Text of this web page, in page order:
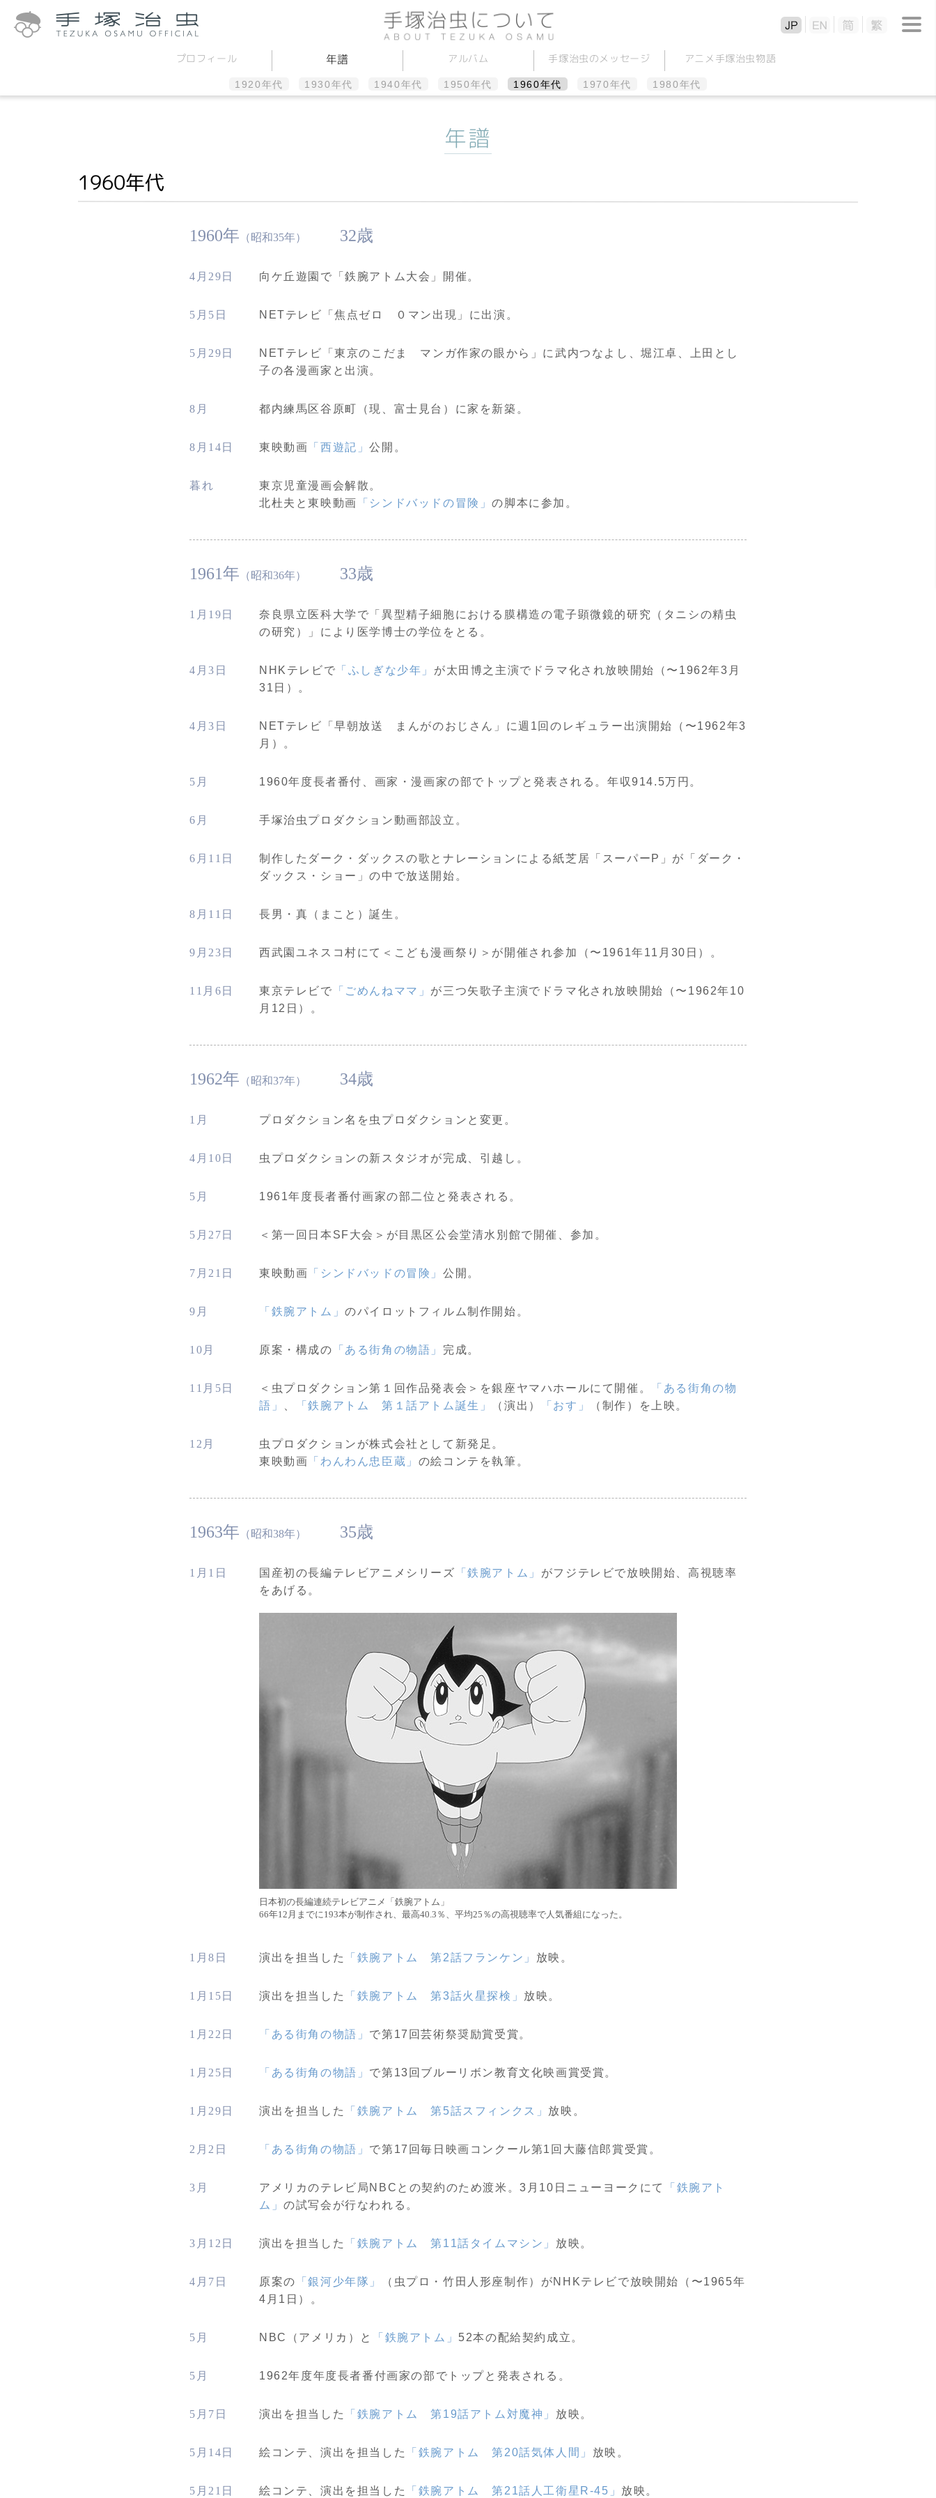
プロ フィール 年譜 アルバム 手塚治虫のメッセージ アニメ 手塚治虫物語
1920年代 1930年代 1940年代 1950年代 1960年代 1970年代 1980年代
年譜
1960年代
1960年 （昭和35年） 32歳
4月29日 向ケ丘遊園で「鉄腕アトム大会」開催。
5月5日 NETテレビ「焦点ゼロ ０マン出現」に出演。
5月29日
NETテレビ「東京のこだま マンガ作家の眼から」に武内つなよし、堀江卓、上田とし
子の各漫画家と出演。
8月 都内練馬区谷原町（現、富士見台）に家を新築。
8月14日 東映動画 「西遊記」公開。
暮れ
東京児童漫画会解散。
北杜夫と東映動画
「シンドバッドの冒険」の脚本に参加。
1961年 （昭和36年） 33歳
1月19日
奈良県立医科大学で「異型精子細胞における膜構造の電子顕微鏡的研究（タニシの精虫
の研究）」により医学博士の学位をとる。
4月3日 NHKテレビで 「ふしぎな少年」 が太田博之主演でドラマ化され放映開始（〜1962年3月
31日）。
4月3日
NETテレビ「早朝放送 まんがのおじさん」に週1回のレギュラー出演開始（〜1962年3
月）。
5月 1960年度長者番付、画家・漫画家の部でトップと発表される。年収914.5万円。
6月 手塚治虫プロダクション動画部設立。
6月11日
制作したダーク・ダックスの歌とナレーションによる紙芝居「スーパーP」が「ダーク・
ダックス・ショー」の中で放送開始。
8月11日 長男・真（まこと）誕生。
9月23日 西武園ユネスコ村にて＜こども漫画祭り＞が開催され参加（〜1961年11月30日）。
11月6日 東京テレビで 「ごめんねママ」 が三つ矢歌子主演でドラマ化され放映開始（〜1962年10
月12日）。
1962年 （昭和37年） 34歳
1月 プロダクション名を虫プロダクションと変更。
4月10日 虫プロダクションの新スタジオが完成、引越し。
5月 1961年度長者番付画家の部二位と発表される。
5月27日 ＜第一回日本SF大会＞が目黒区公会堂清水別館で開催、参加。
7月21日 東映動画 「シンドバッドの冒険」公開。
9月 「鉄腕アトム」のパイロットフィルム制作開始。
10月 原案・構成の 「ある街角の物語」 完成。
11月5日 ＜虫プロダクション第１回作品発表会＞を銀座ヤマハホールにて開催。
「ある街角の物
語」
「鉄腕アトム 第１話アトム誕生」 （演出） 「おす」 （制作）を上映。
12月
虫プロダクションが株式会社として新発足。
東映動画 「わんわん忠臣蔵」 の絵コンテを執筆。
1963年 （昭和38年） 35歳
1月1日 国産初の長編テレビアニメシリーズ 「鉄腕アトム」 がフジテレビで放映開始、高視聴率
をあげる。
日本初の長編連続テレビアニメ「鉄腕アトム」
66年12月までに193本が制作され、最高40.3％、平均25％の高視聴率で人気番組になった。
1月8日 演出を担当した 「鉄腕アトム 第2話フランケン」 放映。
1月15日 演出を担当した 「鉄腕アトム 第3話火星探検」 放映。
1月22日 「ある街角の物語」 で第17回芸術祭奨励賞受賞。
1月25日 「ある街角の物語」 で第13回ブルーリボン教育文化映画賞受賞。
1月29日 演出を担当した 「鉄腕アトム 第5話スフィンクス」 放映。
2月2日 「ある街角の物語」 で第17回毎日映画コンクール第1回大藤信郎賞受賞。
3月 アメリカのテレビ局NBCとの契約のため渡米。3月10日ニューヨークにて
「鉄腕アト
ム」の試写会が行なわれる。
3月12日 演出を担当した 「鉄腕アトム 第11話タイムマシン」 放映。
4月7日 原案の 「銀河少年隊」
（虫プロ・竹田人形座制作）がNHKテレビで放映開始（〜1965年
4月1日）。
5月 NBC（アメリカ）と 「鉄腕アトム」 52本の配給契約成立。
5月 1962年度年度長者番付画家の部でトップと発表される。
5月7日 演出を担当した 「鉄腕アトム 第19話アトム対魔神」 放映。
5月14日 絵コンテ、演出を担当した 「鉄腕アトム 第20話気体人間」 放映。
5月21日 絵コンテ、演出を担当した 「鉄腕アトム 第21話人工衛星R-45」 放映。